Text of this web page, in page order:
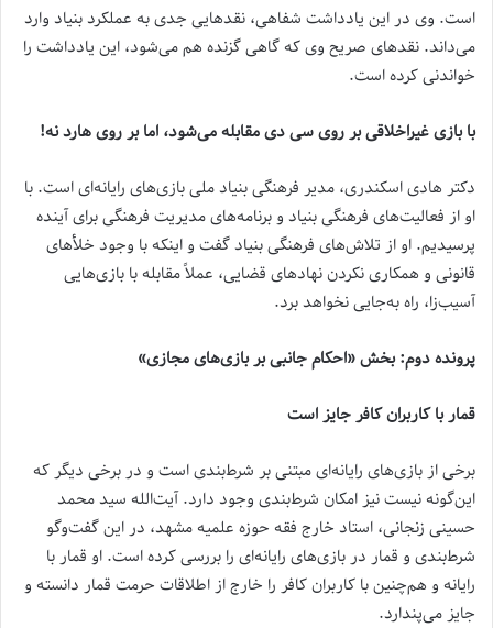
است. وی در این یادداشت شفاهی، نقدهایی جدی‌ به عملکرد بنیاد وارد
می‌داند. نقدهای صریح وی که گاهی گزنده هم می‌شود، این یادداشت را
خواندنی کرده است.
با بازی غیراخلاقی بر روی سی دی مقابله می‌شود، اما بر روی هارد نه!
دکتر هادی اسکندری، مدیر فرهنگی بنیاد ملی بازی‌های رایانه‌ای است. با
او از فعالیت‌های فرهنگی بنیاد و برنامه‌های مدیریت فرهنگی برای آینده
پرسیدیم. او از تلاش‌های فرهنگی بنیاد گفت و اینکه با وجود خلأهای
قانونی و همکاری نکردن نهادهای قضایی، عملاً مقابله با بازی‌هایی
آسیب‌زا، راه به‌جایی نخواهد برد.
پرونده دوم: بخش «احکام جانبی بر بازی‌های مجازی»
قمار با کاربران کافر جایز است
برخی از بازی‌های رایانه‌ای مبتنی بر شرط‌‌‌بندی است و در برخی دیگر که
این‌گونه نیست نیز امکان شرط‌بندی وجود دارد. آیت‌الله سید محمد
حسینی زنجانی، استاد خارج فقه حوزه علمیه مشهد، در این گفت‌وگو
شرط‌بندی و قمار در بازی‌های رایانه‌ای را بررسی کرده است. او قمار با
رایانه و هم‌چنین با کاربران کافر را خارج از اطلاقات حرمت قمار دانسته و
جایز می‌پندارد.